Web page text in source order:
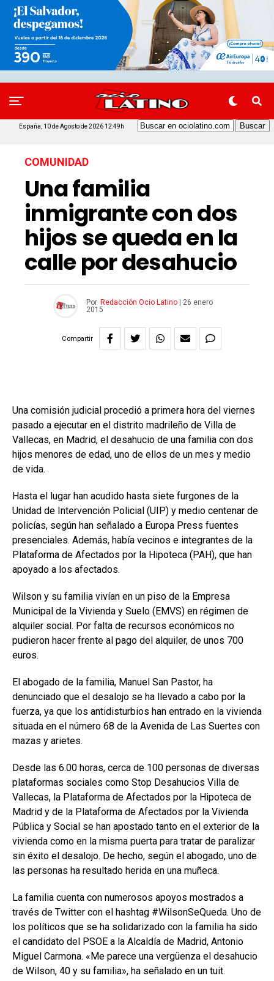
España, 10 de Agosto de 2026 12:49h
COMUNIDAD
Una familia
inmigrante con dos
hijos se queda en la
calle por desahucio
Por Redacción Ocio Latino
26 enero
2015
Compartir
Una comisión judicial procedió a primera hora del viernes
pasado a ejecutar en el distrito madrileño de Villa de
Vallecas, en Madrid, el desahucio de una familia con dos
hijos menores de edad, uno de ellos de un mes y medio
de vida.
Hasta el lugar han acudido hasta siete furgones de la
Unidad de Intervención Policial (UIP) y medio centenar de
policías, según han señalado a Europa Press fuentes
presenciales. Además, había vecinos e integrantes de la
Plataforma de Afectados por la Hipoteca (PAH), que han
apoyado a los afectados.
Wilson y su familia vivían en un piso de la Empresa
Municipal de la Vivienda y Suelo (EMVS) en régimen de
alquiler social. Por falta de recursos económicos no
pudieron hacer frente al pago del alquiler, de unos 700
euros.
El abogado de la familia, Manuel San Pastor, ha
denunciado que el desalojo se ha llevado a cabo por la
fuerza, ya que los antidisturbios han entrado en la vivienda
situada en el número 68 de la Avenida de Las Suertes con
mazas y arietes.
Desde las 6.00 horas, cerca de 100 personas de diversas
plataformas sociales como Stop Desahucios Villa de
Vallecas, la Plataforma de Afectados por la Hipoteca de
Madrid y de la Plataforma de Afectados por la Vivienda
Pública y Social se han apostado tanto en el exterior de la
vivienda como en la misma puerta para tratar de paralizar
sin éxito el desalojo. De hecho, según el abogado, uno de
las personas ha resultado herida en una muñeca.
La familia cuenta con numerosos apoyos mostrados a
través de Twitter con el hashtag #WilsonSeQueda. Uno de
los políticos que se ha solidarizado con la familia ha sido
el candidato del PSOE a la Alcaldía de Madrid, Antonio
Miguel Carmona. «Me parece una vergüenza el desahucio
de Wilson, 40 y su familia», ha señalado en un tuit.